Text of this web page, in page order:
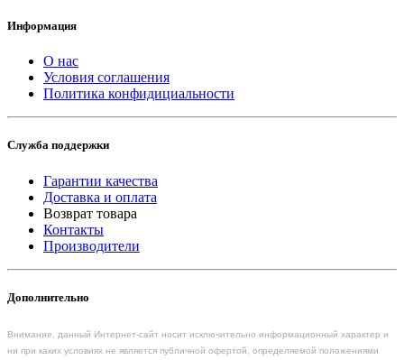
Информация
О нас
Условия соглашения
Политика конфидициальности
Служба поддержки
Гарантии качества
Доставка и оплата
Возврат товара
Контакты
Производители
Дополнительно
Внимание, данный Интернет-сайт носит исключительно информационный характер и
ни при каких условиях не является публичной офертой, определяемой положениями